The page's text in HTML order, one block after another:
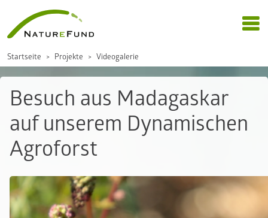
Startseite Projekte Videogalerie
Besuch aus Madagaskar
auf unserem Dynamischen
Agroforst